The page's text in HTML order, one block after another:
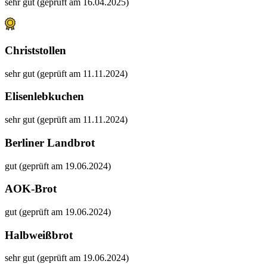
sehr gut (geprüft am 16.04.2025)
Christstollen
sehr gut (geprüft am 11.11.2024)
Elisenlebkuchen
sehr gut (geprüft am 11.11.2024)
Berliner Landbrot
gut (geprüft am 19.06.2024)
AOK-Brot
gut (geprüft am 19.06.2024)
Halbweißbrot
sehr gut (geprüft am 19.06.2024)